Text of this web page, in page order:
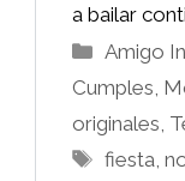
a bailar
Amigo
Cumples
originales
fiesta ,